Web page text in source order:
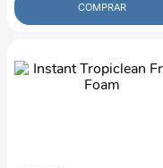
COMPRAR